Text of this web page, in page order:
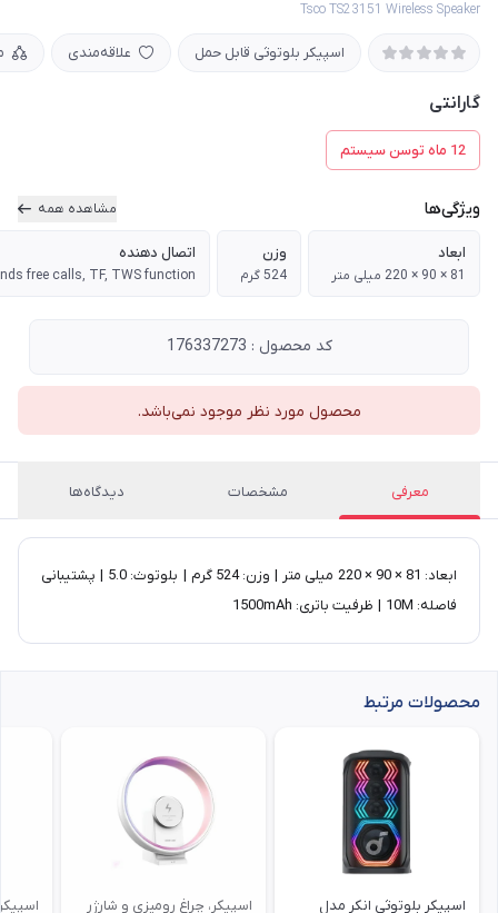
Tsco TS23151 Wireless Speaker
اسپیکر بلوتوثی قابل حمل علاقه‌مندی
گارانتی
12 ماه توسن سیستم
ویژگی‌ها مشاهده همه
ابعاد
81 × 90 × 220 میلی متر
وزن
524 گرم
اتصال دهنده
کد محصول : 176337273
محصول مورد نظر موجود نمی‌باشد.
معرفی مشخصات دیدگاه‌ها
ابعاد: 81 × 90 × 220 میلی متر | وزن: 524 گرم | بلوتوث: 5.0 | پشتیبانی
فاصله: 10M | ظرفیت باتری: 1500mAh
محصولات مرتبط
اسپیکر بلوتوثی انکر مدل
اسپیکر، چراغ رومیزی و شارژر